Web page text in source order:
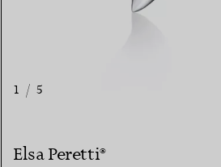
1 / 5
Elsa Peretti®